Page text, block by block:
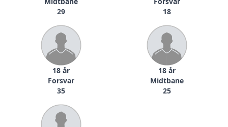
29
18
18 år
Forsvar
35
18 år
Midtbane
25